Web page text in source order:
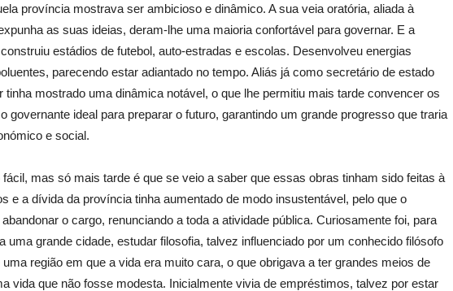
província mostrava ser ambicioso e dinâmico. A sua veia oratória, aliada à
as suas ideias, deram-lhe uma maioria confortável para governar. E a
estádios de futebol, auto-estradas e escolas. Desenvolveu energias
parecendo estar adiantado no tempo. Aliás já como secretário de estado
tinha mostrado uma dinâmica notável, o que lhe permitiu mais tarde convencer os
governante ideal para preparar o futuro, garantindo um grande progresso que traria
e social.
fácil, mas só mais tarde é que se veio a saber que essas obras tinham sido feitas à
e a dívida da província tinha aumentado de modo insustentável, pelo que o
o cargo, renunciando a toda a atividade pública. Curiosamente foi, para
uma grande cidade, estudar filosofia, talvez influenciado por um conhecido filósofo
região em que a vida era muito cara, o que obrigava a ter grandes meios de
vida que não fosse modesta. Inicialmente vivia de empréstimos, talvez por estar